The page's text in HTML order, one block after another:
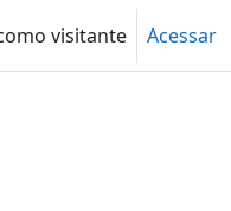
visitante Acessar